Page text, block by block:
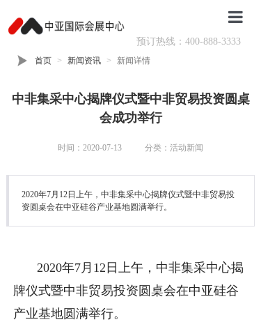
核心
预订热线：400-888-3333
首页 新闻资讯 新闻详情
中非集采中心揭牌仪式暨中非贸易投资圆桌
会成功举行
时间：2020-07-13 分类：活动新闻
2020年7月12日上午，中非集采中心揭牌仪式暨中非贸易投
资圆桌会在中亚硅谷产业基地圆满举行。
2020年7月12日上午，中非集采中心揭
牌仪式暨中非贸易投资圆桌会在中亚硅谷
产业基地圆满举行。